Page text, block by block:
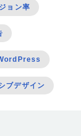
ョン率
ブデザイン